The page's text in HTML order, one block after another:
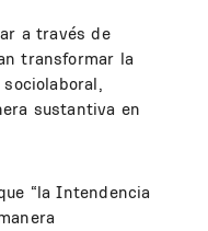
a través de
transformar la
sustantiva en
“la Intendencia